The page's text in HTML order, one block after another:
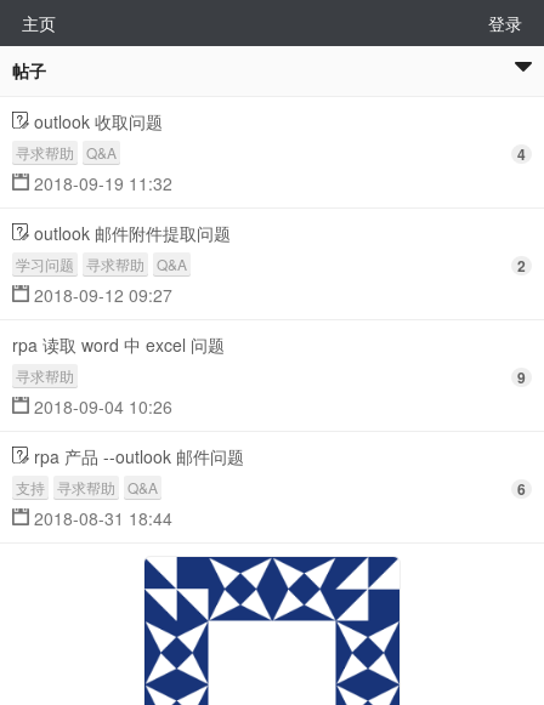
主页
登录
帖子
outlook 收取问题
寻求帮助 Q&A
2018-09-19 11:32
4
outlook 邮件附件提取问题
学习问题 寻求帮助 Q&A
2018-09-12 09:27
2
rpa 读取 word 中 excel 问题
寻求帮助
2018-09-04 10:26
9
rpa 产品 --outlook 邮件问题
支持 寻求帮助 Q&A
2018-08-31 18:44
6